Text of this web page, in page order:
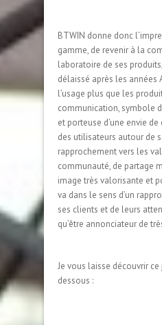
BTWIN donne donc
gamme, de revenir à la
laboratoire de ses
délaissé après les années
l’usage plus que les
communication, symbole
et porteuse d’une envie
des utilisateurs autour de
rapprochement vers les
communauté, de partage
image très valorisante et
va dans le sens d’un
ses clients et de leurs
qu’être annonciateur de
Je vous laisse découvrir
dessous :